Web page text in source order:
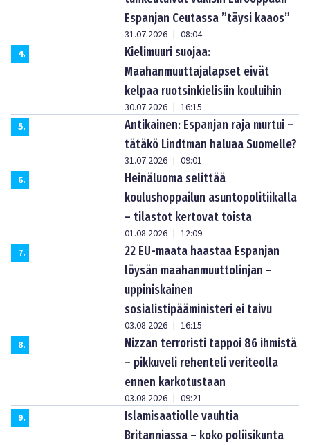
Espanjan Ceutassa ”täysi kaaos”
31.07.2026 | 08:04
4.
Kielimuuri suojaa:
Maahanmuuttajalapset eivät
kelpaa ruotsinkielisiin kouluihin
30.07.2026 | 16:15
5.
Antikainen: Espanjan raja murtui –
tätäkö Lindtman haluaa Suomelle?
31.07.2026 | 09:01
6.
Heinäluoma selittää
koulushoppailun asuntopolitiikalla
– tilastot kertovat toista
01.08.2026 | 12:09
7.
22 EU-maata haastaa Espanjan
löysän maahanmuuttolinjan –
uppiniskainen
sosialistipääministeri ei taivu
03.08.2026 | 16:15
8.
Nizzan terroristi tappoi 86 ihmistä
– pikkuveli rehenteli veriteolla
ennen karkotustaan
03.08.2026 | 09:21
9.
Islamisaatiolle vauhtia
Britanniassa – koko poliisikunta